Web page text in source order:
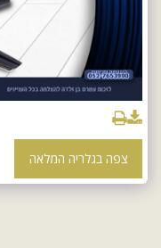
צפה בגלריה המלאה